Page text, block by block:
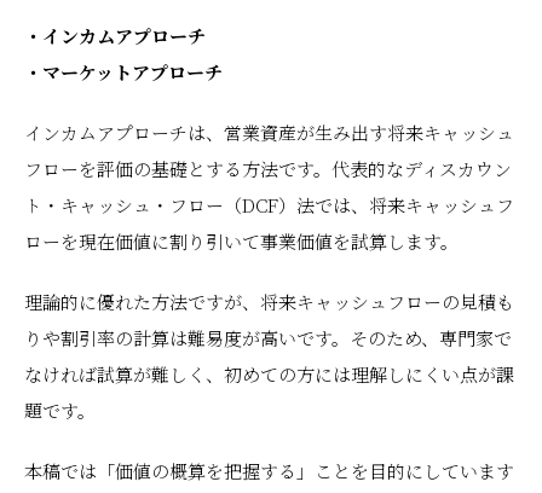
・インカムアプローチ
・マーケットアプローチ
インカムアプローチは、営業資産が生み出す将来キャッシュ
フローを評価の基礎とする方法です。代表的なディスカウン
ト・キャッシュ・フロー（DCF）法では、将来キャッシュフ
ローを現在価値に割り引いて事業価値を試算します。
理論的に優れた方法ですが、将来キャッシュフローの見積も
りや割引率の計算は難易度が高いです。そのため、専門家で
なければ試算が難しく、初めての方には理解しにくい点が課
題です。
本稿では「価値の概算を把握する」ことを目的にしています